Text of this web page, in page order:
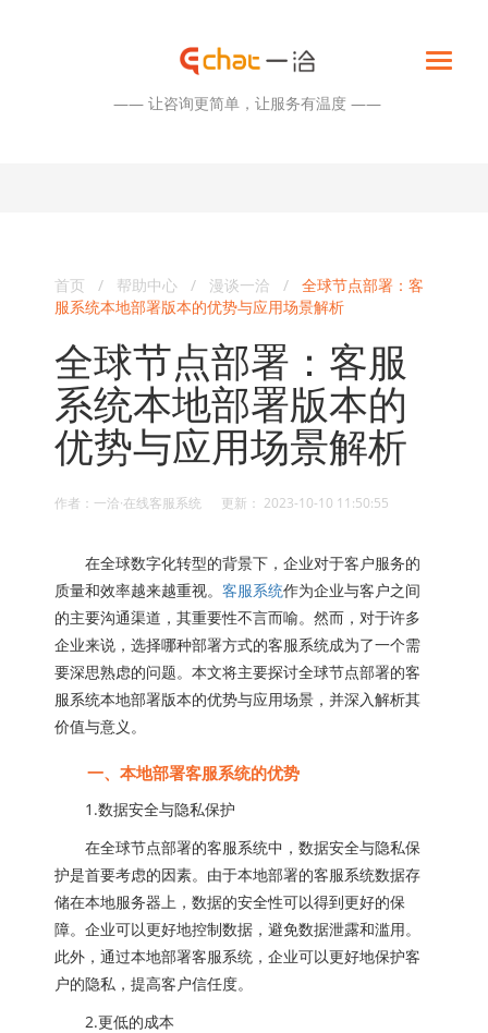
—— 让咨询更简单，让服务有温度 ——
首页 / 帮助中心 / 漫谈一洽 / 全球节点部署：客
服系统本地部署版本的优势与应用场景解析
全球节点部署：客服
系统本地部署版本的
优势与应用场景解析
作者：一洽·在线客服系统 更新： 2023-10-10 11:50:55
在全球数字化转型的背景下，企业对于客户服务的
质量和效率越来越重视。 客服系统作为企业与客户之间
的主要沟通渠道，其重要性不言而喻。然而，对于许多
企业来说，选择哪种部署方式的客服系统成为了一个需
要深思熟虑的问题。本文将主要探讨全球节点部署的客
服系统本地部署版本的优势与应用场景，并深入解析其
价值与意义。
一、本地部署客服系统的优势
1.数据安全与隐私保护
在全球节点部署的客服系统中，数据安全与隐私保
护是首要考虑的因素。由于本地部署的客服系统数据存
储在本地服务器上，数据的安全性可以得到更好的保
障。企业可以更好地控制数据，避免数据泄露和滥用。
此外，通过本地部署客服系统，企业可以更好地保护客
户的隐私，提高客户信任度。
2.更低的成本